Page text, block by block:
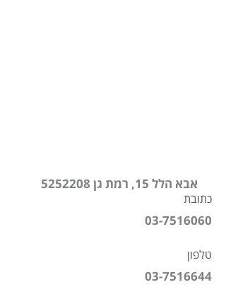
אבא הלל 15 , רמת גן 5252208
כתובת
03-7516060
טלפון
03-7516644